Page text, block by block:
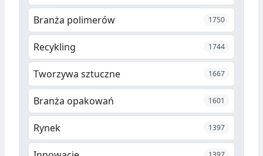
Branża polimerów 1750
Recykling 1744
Tworzywa sztuczne 1667
Branża opakowań 1601
Rynek 1397